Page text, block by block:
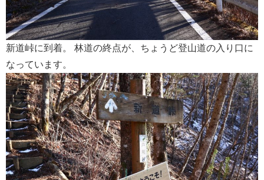
新道峠に到着。 林道の終点が、ちょうど登山道の入り口に
なっています。